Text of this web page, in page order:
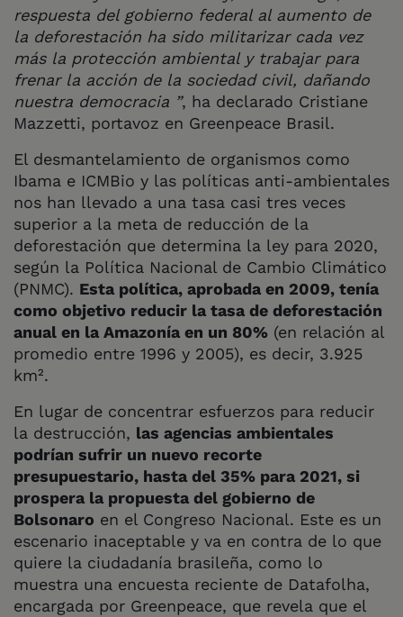
respuesta del gobierno federal al aumento de
la deforestación ha sido militarizar cada vez
más la protección ambiental y trabajar para
frenar la acción de la sociedad civil, dañando
nuestra democracia ”, ha declarado Cristiane
Mazzetti, portavoz en Greenpeace Brasil.
El desmantelamiento de organismos como
Ibama e ICMBio y las políticas anti-ambientales
nos han llevado a una tasa casi tres veces
superior a la meta de reducción de la
deforestación que determina la ley para 2020,
según la Política Nacional de Cambio Climático
(PNMC). Esta política, aprobada en 2009, tenía
como objetivo reducir la tasa de deforestación
anual en la Amazonía en un 80% (en relación al
promedio entre 1996 y 2005), es decir, 3.925
km².
En lugar de concentrar esfuerzos para reducir
la destrucción, las agencias ambientales
podrían sufrir un nuevo recorte
presupuestario, hasta del 35% para 2021, si
prospera la propuesta del gobierno de
Bolsonaro en el Congreso Nacional. Este es un
escenario inaceptable y va en contra de lo que
quiere la ciudadanía brasileña, como lo
muestra una encuesta reciente de Datafolha,
encargada por Greenpeace, que revela que el